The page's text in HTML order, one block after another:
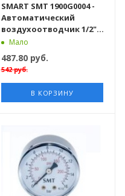
SMART SMT 1900G0004 -
Автоматический
воздухоотводчик 1/2"
латунь, 50 штук в
Мало
487.80руб.
542руб.
В КОРЗИНУ